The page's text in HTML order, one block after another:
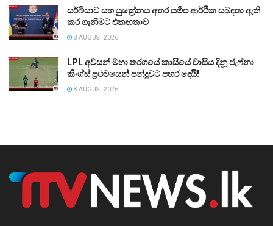
සර්බියාව සහ යුක්‍රේනය අතර සමීප ආර්ථික සබඳතා ඇති
කර ගැනීමට එකඟතාව
8 AUGUST 2026
LPL අවසන් මහා තරගයේ කාසියේ වාසිය දිනූ ජැෆ්නා
කිංග්ස් ප්‍රථමයෙන් පන්දුවට පහර දෙයි!
8 AUGUST 2026